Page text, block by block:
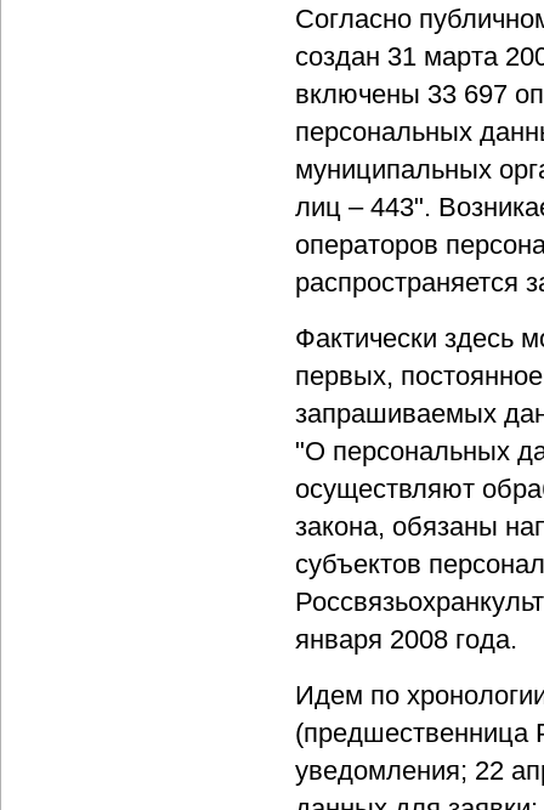
Согласно
создан 31 марта
включены 33 697
персональных
муниципальных
лиц – 443".
операторов
распространяется
Фактически здесь
первых,
запрашиваемых
"О персональных
осуществляют
закона, обязаны
субъектов
января 2008 года.
Идем по
(предшественница
уведомления; 22